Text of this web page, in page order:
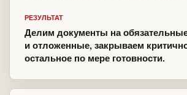
РЕЗУЛЬТАТ
Делим документы на
и отложенные, закрываем
остальное по мере готовности.